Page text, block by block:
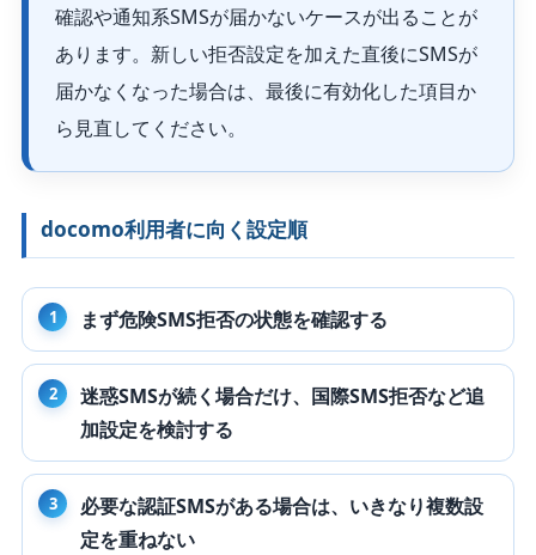
確認や通知系SMSが届かないケースが出ることが
あります。新しい拒否設定を加えた直後にSMSが
届かなくなった場合は、最後に有効化した項目か
ら見直してください。
docomo利用者に向く設定順
まず危険SMS拒否の状態を確認する
迷惑SMSが続く場合だけ、国際SMS拒否など追
加設定を検討する
必要な認証SMSがある場合は、いきなり複数設
定を重ねない